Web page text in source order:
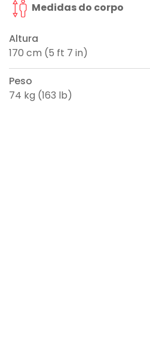
Medidas do corpo
Altura
170 cm (5 ft 7 in)
Peso
74 kg (163 lb)